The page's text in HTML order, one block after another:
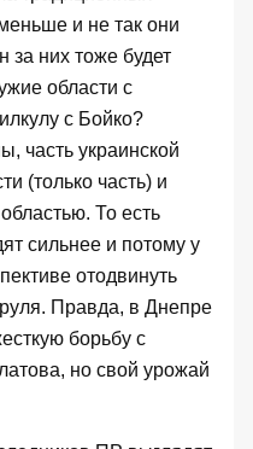
и не так они
за них тоже будет
области с
с Бойко?
часть украинской
(только часть) и
То есть
сильнее и потому у
отодвинуть
Правда, в Днепре
борьбу с
но свой урожай